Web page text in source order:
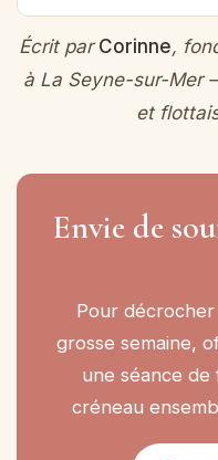
Écrit parCorinne,
à La Seyne-sur-Mer
et
Envie de
Pour
grosse semaine,
une séance de
créneau